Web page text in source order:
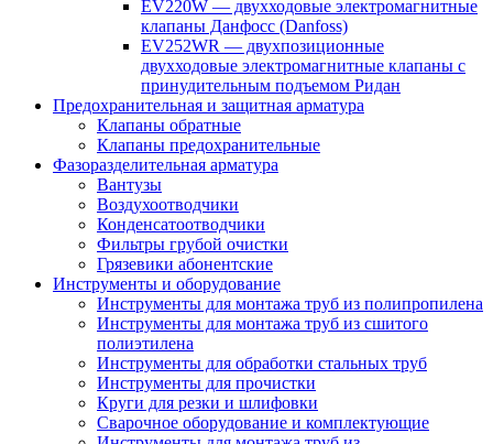
EV220W — двухходовые электромагнитные
клапаны Данфосс (Danfoss)
EV252WR — двухпозиционные
двухходовые электромагнитные клапаны с
принудительным подъемом Ридан
Предохранительная и защитная арматура
Клапаны обратные
Клапаны предохранительные
Фазоразделительная арматура
Вантузы
Воздухоотводчики
Конденсатоотводчики
Фильтры грубой очистки
Грязевики абонентские
Инструменты и оборудование
Инструменты для монтажа труб из полипропилена
Инструменты для монтажа труб из сшитого
полиэтилена
Инструменты для обработки стальных труб
Инструменты для прочистки
Круги для резки и шлифовки
Сварочное оборудование и комплектующие